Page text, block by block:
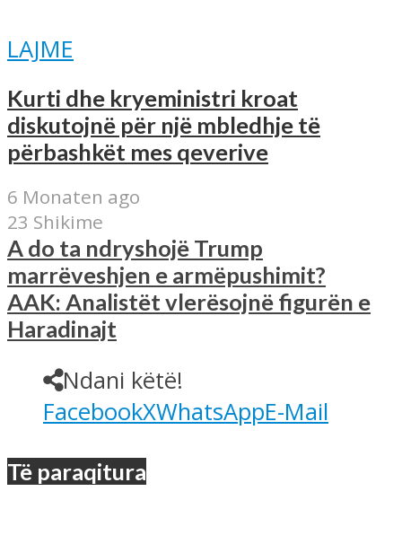
LAJME
Kurti dhe kryeministri kroat
diskutojnë për një mbledhje të
përbashkët mes qeverive
6 Monaten ago
23 Shikime
A do ta ndryshojë Trump
marrëveshjen e armëpushimit?
AAK: Analistët vlerësojnë figurën e
Haradinajt
Ndani këtë!
FacebookXWhatsAppE-Mail
Të paraqitura